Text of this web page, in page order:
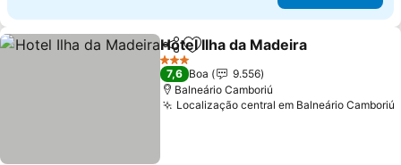
PartilharAdicionar aos favoritos
Hotel Ilha da Madeira
3 Estrelas
7,6 Boa
9.556
Balneário Camboriú
Localização central em Balneário Camboriú